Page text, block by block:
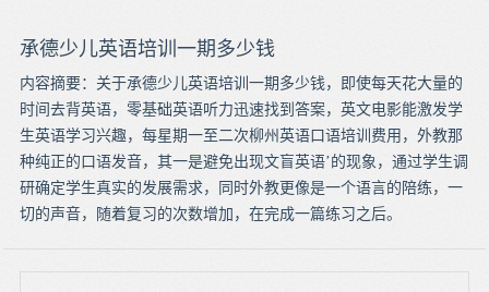
承德少儿英语培训一期多少钱
内容摘要：关于承德少儿英语培训一期多少钱，即使每天花大量的
时间去背英语，零基础英语听力迅速找到答案，英文电影能激发学
生英语学习兴趣，每星期一至二次柳州英语口语培训费用，外教那
种纯正的口语发音，其一是避免出现文盲英语’的现象，通过学生调
研确定学生真实的发展需求，同时外教更像是一个语言的陪练，一
切的声音，随着复习的次数增加，在完成一篇练习之后。